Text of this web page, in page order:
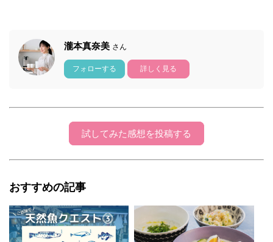
瀧本真奈美 さん
フォローする 詳しく見る
試してみた感想を投稿する
おすすめの記事